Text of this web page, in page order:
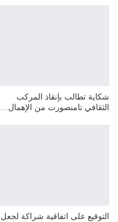
شكاية تطالب بإنقاذ المركب
الثقافي تامنصورت من الإهمال…
التوقيع على اتفاقية شراكة لجعل